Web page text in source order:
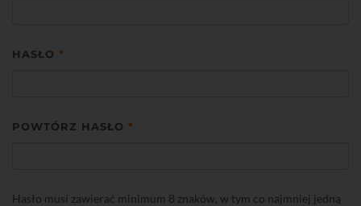
HASŁO *
POWTÓRZ HASŁO *
Hasło musi zawierać minimum 8 znaków, w tym co najmniej jedną